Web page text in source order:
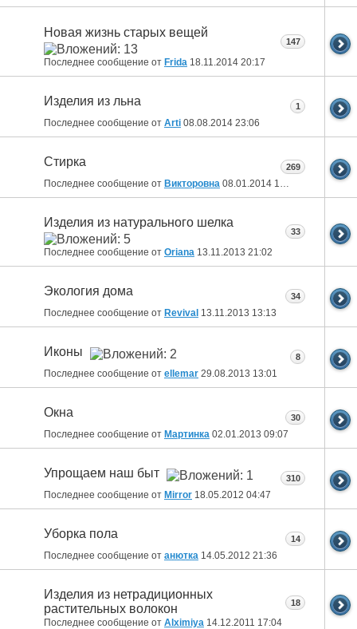
Новая жизнь старых вещей
Последнее сообщение от Fridа 18.11.2014 20:17
147
Изделия из льна
Последнее сообщение от Arti 08.08.2014 23:06
1
Стирка
Последнее сообщение от Викторовна 08.01.2014 17:42
269
Изделия из натурального шелка
Последнее сообщение от Oriana 13.11.2013 21:02
33
Экология дома
Последнее сообщение от Revival 13.11.2013 13:13
34
Иконы
Последнее сообщение от ellemar 29.08.2013 13:01
8
Окна
Последнее сообщение от Мартинка 02.01.2013 09:07
30
Упрощаем наш быт
Последнее сообщение от Mirror 18.05.2012 04:47
310
Уборка пола
Последнее сообщение от анютка 14.05.2012 21:36
14
Изделия из нетрадиционных
растительных волокон
Последнее сообщение от Alximiya 14.12.2011 17:04
18